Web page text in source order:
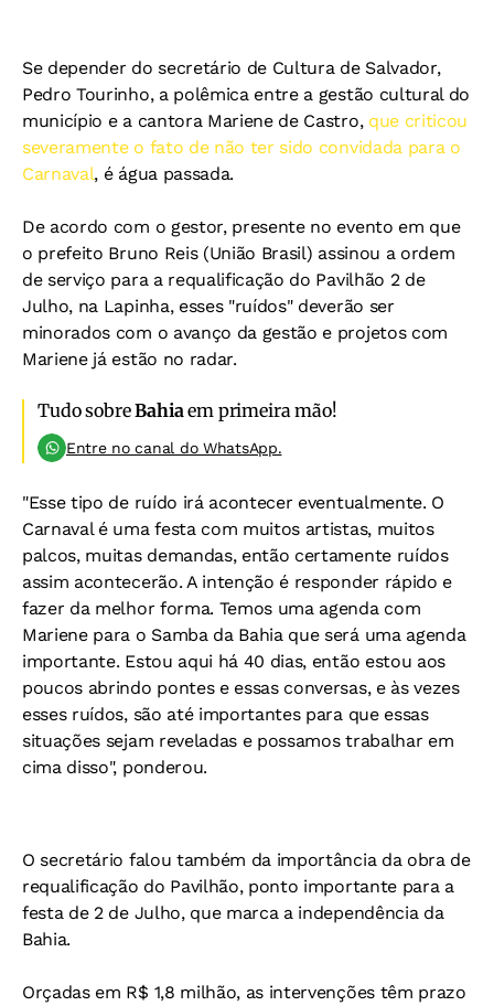
Se depender do secretário de Cultura de Salvador,
Pedro Tourinho, a polêmica entre a gestão cultural do
município e a cantora Mariene de Castro, que criticou
severamente o fato de não ter sido convidada para o
Carnaval, é água passada.
De acordo com o gestor, presente no evento em que
o prefeito Bruno Reis (União Brasil) assinou a ordem
de serviço para a requalificação do Pavilhão 2 de
Julho, na Lapinha, esses "ruídos" deverão ser
minorados com o avanço da gestão e projetos com
Mariene já estão no radar.
Tudo sobreBahiaem primeira mão!
Entre no canal do WhatsApp.
"Esse tipo de ruído irá acontecer eventualmente. O
Carnaval é uma festa com muitos artistas, muitos
palcos, muitas demandas, então certamente ruídos
assim acontecerão. A intenção é responder rápido e
fazer da melhor forma. Temos uma agenda com
Mariene para o Samba da Bahia que será uma agenda
importante. Estou aqui há 40 dias, então estou aos
poucos abrindo pontes e essas conversas, e às vezes
esses ruídos, são até importantes para que essas
situações sejam reveladas e possamos trabalhar em
cima disso", ponderou.
O secretário falou também da importância da obra de
requalificação do Pavilhão, ponto importante para a
festa de 2 de Julho, que marca a independência da
Bahia.
Orçadas em R$ 1,8 milhão, as intervenções têm prazo